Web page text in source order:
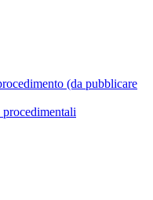
(da pubblicare